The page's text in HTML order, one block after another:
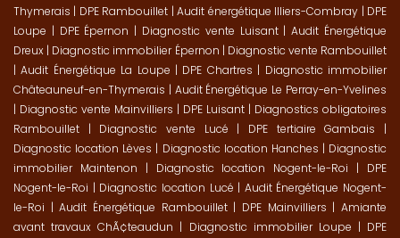
Thymerais | DPE Rambouillet |Audit énergétique Illiers-Combray | DPE
Loupe | DPE Épernon | Diagnostic vente Luisant|Audit Énergétique
Dreux | Diagnostic immobilier Épernon | Diagnostic vente Rambouillet
|Audit Énergétique La Loupe | DPE Chartres | Diagnostic immobilier
Châteauneuf-en-Thymerais | Audit Énergétique Le Perray-en-Yvelines
| Diagnostic vente Mainvilliers | DPE Luisant | Diagnostics obligatoires
Rambouillet | Diagnostic vente Lucé | DPE tertiaire Gambais |
Diagnostic location Lèves | Diagnostic location Hanches | Diagnostic
immobilier Maintenon | Diagnostic location Nogent-le-Roi | DPE
Nogent-le-Roi | Diagnostic location Lucé | Audit Énergétique Nogent-
le-Roi |Audit Énergétique Rambouillet| DPE Mainvilliers |Amiante
avant travaux ChÃ¢teaudun | Diagnostic immobilier Loupe | DPE